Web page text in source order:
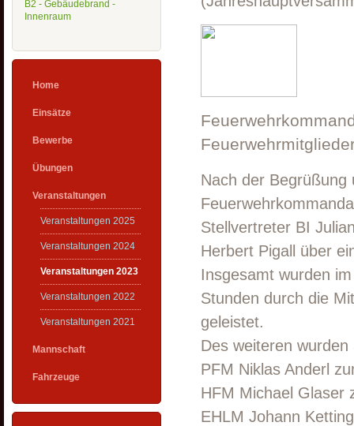
Nach der Begrüßung
Stellvertreter BI
Herbert Pigall über
Insgesamt wurden
Stunden durch die
geleistet.
Des weiteren
PFM Niklas Anderl
HFM Michael Glaser
EHLM Johann
B2 - Gebäudebrand -
Innenraum
Home
Einsätze
Bewerbe
Übungen
Veranstaltungen
Veranstaltungen 2025
Veranstaltungen 2024
Veranstaltungen 2023
Veranstaltungen 2022
Veranstaltungen 2021
Mannschaft
Fahrzeuge